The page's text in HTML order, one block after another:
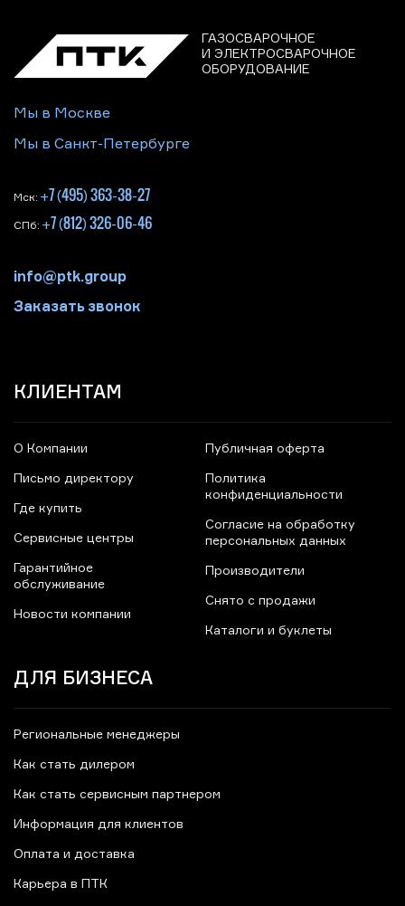
ГАЗОСВАРОЧНОЕ
И ЭЛЕКТРОСВАРОЧНОЕ
ОБОРУДОВАНИЕ
Мы в Москве
Мы в Санкт-Петербурге
Мск: +7 (495) 363-38-27
СПб: +7 (812) 326-06-46
info@ptk.group
Заказать звонок
КЛИЕНТАМ
О Компании
Письмо директору
Где купить
Сервисные центры
Гарантийное
обслуживание
Новости компании
Публичная оферта
Политика
конфиденциальности
Согласие на обработку
персональных данных
Производители
Снято с продажи
Каталоги и буклеты
ДЛЯ БИЗНЕСА
Региональные менеджеры
Как стать дилером
Как стать сервисным партнером
Информация для клиентов
Оплата и доставка
Карьера в ПТК